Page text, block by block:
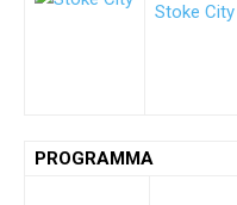
Stoke City
PROGRAMMA